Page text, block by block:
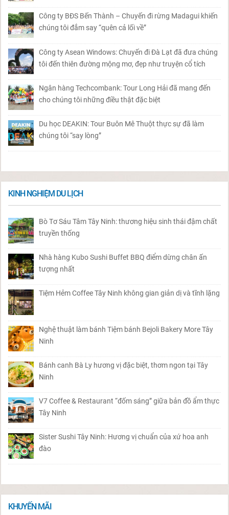
Công ty BĐS Bến Thành – Chuyến đi rừng Madagui khiến
chúng tôi đắm say “quên cả lối về”
Công ty Asean Windows: Chuyến đi Đà Lạt đã đưa chúng
tôi đến thiên đường mộng mơ, đẹp như truyện cổ tích
Ngân hàng Techcombank: Tour Long Hải đã mang đến
cho chúng tôi những điều thật đặc biệt
Du học DEAKIN: Tour Buôn Mê Thuột thực sự đã làm
chúng tôi “say lòng”
KINH NGHIỆM DU LỊCH
Bò Tơ Sáu Tâm Tây Ninh: thương hiệu sinh thái đậm chất
truyền thống
Nhà hàng Kubo Sushi Buffet BBQ điểm dừng chân ấn
tượng nhất
Tiệm Hẻm Coffee Tây Ninh không gian giản dị và tĩnh lặng
Nghệ thuật làm bánh Tiệm bánh Bejoli Bakery More Tây
Ninh
Bánh canh Bà Ly hương vị đặc biệt, thơm ngon tại Tây
Ninh
V7 Coffee & Restaurant “đốm sáng” giữa bản đồ ẩm thực
Tây Ninh
Sister Sushi Tây Ninh: Hương vị chuẩn của xứ hoa anh
đào
KHUYẾN MÃI